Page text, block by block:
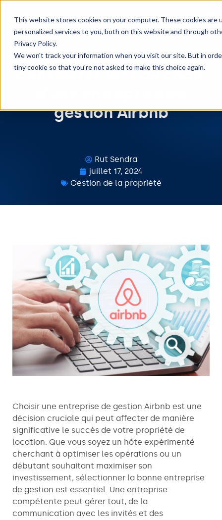
This website stores cookies on your computer. These cookies
personalized services to you, both on this website and through
Privacy Policy.
We won't track your information when you visit our site. But in
tiny cookie so that you're not asked to make this choice again.
Réservez une démo
Top 10 choses à
considérer lors du choix
gestion Airbnb
Rut Sendra
juillet 17, 2024
Gestion de la propriété
Choisir une entreprise de gestion Airbnb est une
décision cruciale qui peut affecter de manière
significative le succès de votre propriété de
location. Que vous soyez un hôte expérimenté
cherchant à optimiser les opérations ou un
débutant souhaitant maximiser son
investissement, sélectionner la bonne entreprise
de gestion est essentiel. Une entreprise
compétente peut gérer tout, de la
communication avec les invités et des